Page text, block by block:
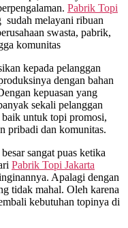
Pabrik Topi
sudah melayani ribuan
swasta, pabrik,
komunitas
kepada pelanggan
dengan bahan
kepuasan yang
sekali pelanggan
untuk topi promosi,
pribadi dan komunitas.
sangat puas ketika
Pabrik Topi Jakarta
Apalagi dengan
tidak mahal. Oleh karena
kebutuhan topinya di